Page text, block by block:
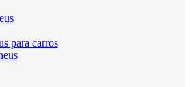
para carros